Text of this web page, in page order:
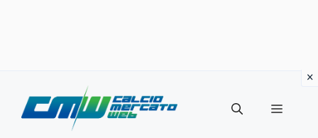
contenuto
Menu